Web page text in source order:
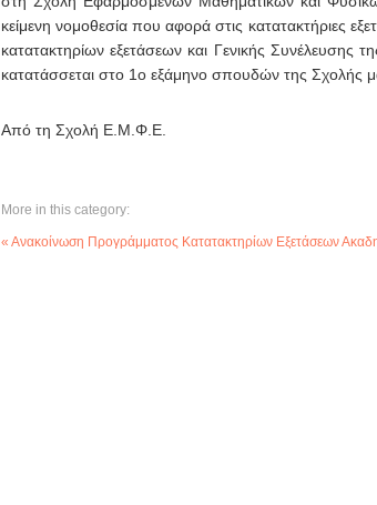
κείμενη νομοθεσία που αφορά στις κατατακτήριες
κατατακτηρίων εξετάσεων και Γενικής
κατατάσσεται στο 1ο εξάμηνο σπουδών της Σχολής
Από τη Σχολή Ε.Μ.Φ.Ε.
More in this category:
« Ανακοίνωση Προγράμματος Κατατακτηρίων Εξετάσεων